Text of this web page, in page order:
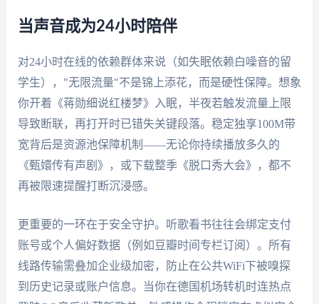
当声音成为24小时陪伴
对24小时在线的依赖群体来说（如失眠依赖白噪音的留
学生），"无限流量"不是锦上添花，而是硬性保障。想象
你开着《蒋勋细说红楼梦》入眠，半夜若触发流量上限
导致断联，再打开时已错失关键段落。稳定独享100M带
宽背后是资源池保障机制——无论你持续播放多久的
《甄嬛传有声剧》，或下载整季《脱口秀大会》，都不
再被限速提醒打断沉浸感。
更重要的一环在于安全守护。听歌看书往往会绑定支付
账号或个人偏好数据（例如豆瓣时间专栏订阅）。所有
线路传输需叠加企业级加密，防止在公共WiFi下被嗅探
到历史记录或账户信息。当你在德国机场转机时连热点